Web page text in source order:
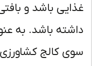
باشد و بافتی
باشد. به
کالج کشاورزی